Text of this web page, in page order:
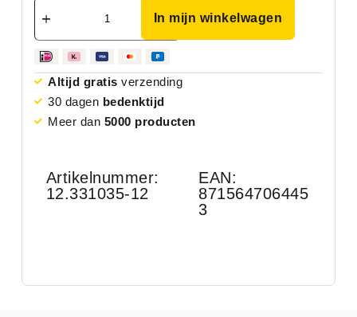
In mijn winkelwagen
Altijd gratis verzending
30 dagen bedenktijd
Meer dan 5000 producten
Artikelnummer:
12.331035-12
EAN:
871564706445
3